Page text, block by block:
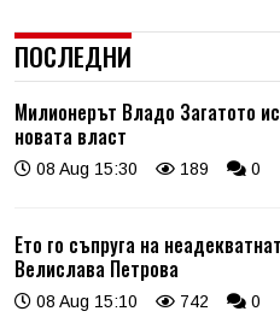
ПОСЛЕДНИ
Милионерът Владо Загатото
новата власт
08 Aug 15:30 189 0
Ето го съпруга на
Велислава Петрова
08 Aug 15:10 742 0